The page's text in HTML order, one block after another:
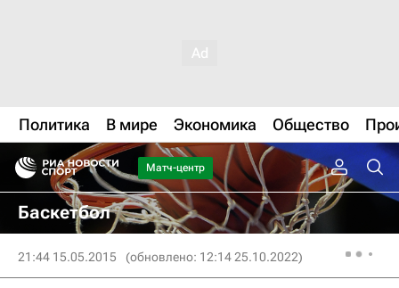
Политика В мире Экономика Общество
Матч-центр
Баскетбол
21:44 15.05.2015 (обновлено: 12:14 25.10.2022)